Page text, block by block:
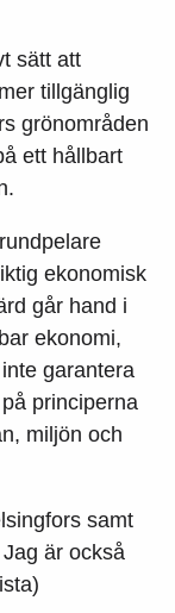
sätt att
tillgänglig
grönområden
ett hållbart
ekonomisk
går hand i
ekonomi,
garantera
principerna
miljön och
samt
är också